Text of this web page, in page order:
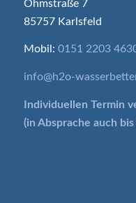
Ohmstraße 7
85757 Karlsfeld
Mobil: 0151 2203
info@h2o-
Individuellen Termin
(in Absprache auch